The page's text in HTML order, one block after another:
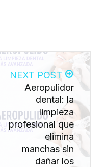
NEXT POST
Aeropulidor
dental: la
limpieza
profesional que
elimina
manchas sin
dañar los